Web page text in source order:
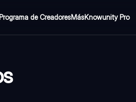
de CreadoresMásKnowunity Pro